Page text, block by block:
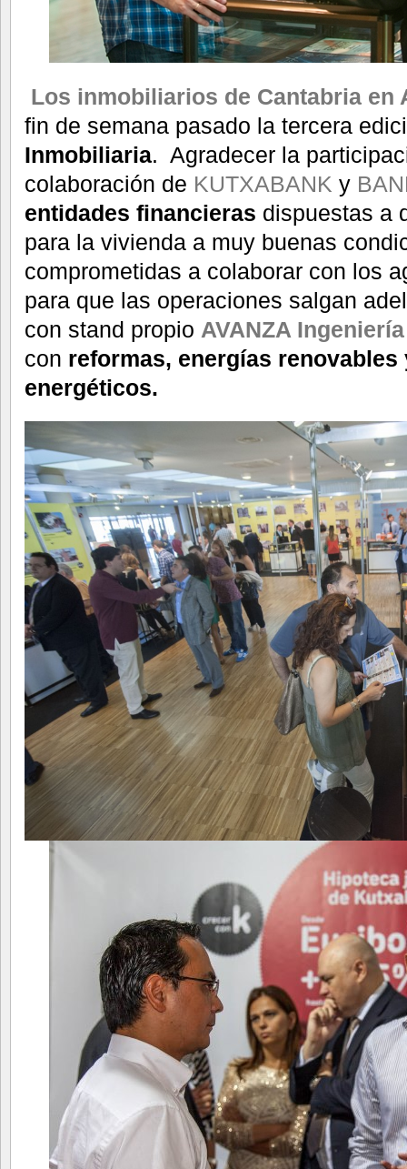
Los inmobiliarios de Cantabria en
fin de semana pasado la tercera
Inmobiliaria. Agradecer la
colaboración de KUTXABANK y
entidades financieras dispuestas a
para la vivienda a muy buenas
comprometidas a colaborar con los
para que las operaciones salgan
con stand propio AVANZA Ingeniería
con reformas, energías
energéticos.